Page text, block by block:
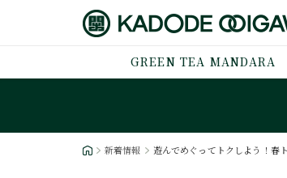
GREEN TEA MANDARA
新着情報 遊んでめぐってトクしよう！春